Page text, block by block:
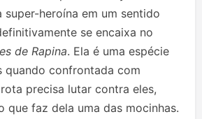
super-heroína em um sentido
se encaixa no
de Rapina. Ela é uma espécie
quando confrontada com
precisa lutar contra eles,
que faz dela uma das mocinhas.